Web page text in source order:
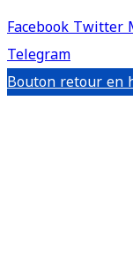
FacebookTwitter
Telegram
Bouton retour en